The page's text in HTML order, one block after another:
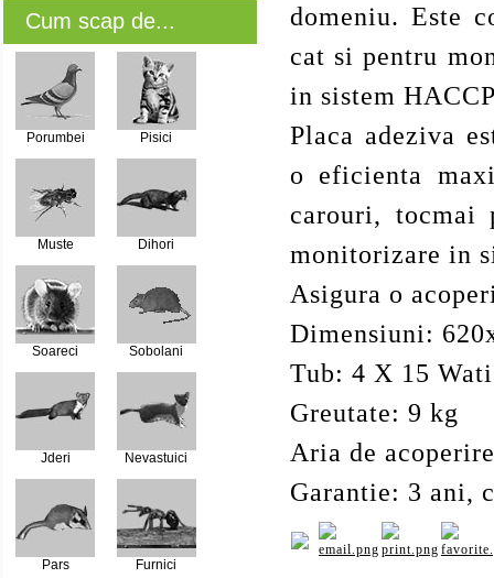
Cum scap de...
Porumbei Pisici
Muste Dihori
Soareci Sobolani
Jderi Nevastuici
Pars Furnici
domeniu. Este
cat si pentru
in sistem
Placa adeziva
o eficienta
carouri, tocmai
monitorizare in
Asigura o
Dimensiuni:
Tub: 4 X 15 Wati
Greutate: 9 kg
Aria de
Garantie: 3 ani,